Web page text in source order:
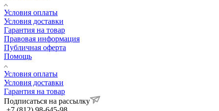
Условия оплаты
Условия доставки
Гарантия на товар
Правовая информация
Публичная оферта
Помощь
Условия оплаты
Условия доставки
Гарантия на товар
Подписаться на рассылку